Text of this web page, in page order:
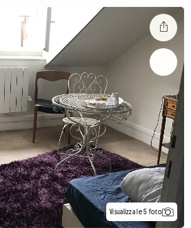
Visualizza le 5 foto